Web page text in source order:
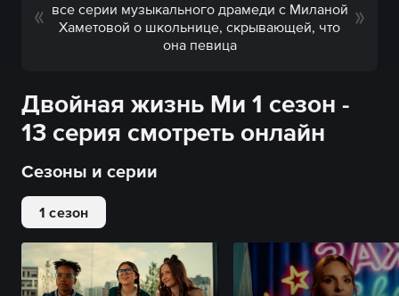
все серии музыкального драмеди с Миланой
Хаметовой о школьнице, скрывающей, что
она певица
Двойная жизнь Ми 1 сезон -
13 серия смотреть онлайн
Сезоны и серии
1 сезон